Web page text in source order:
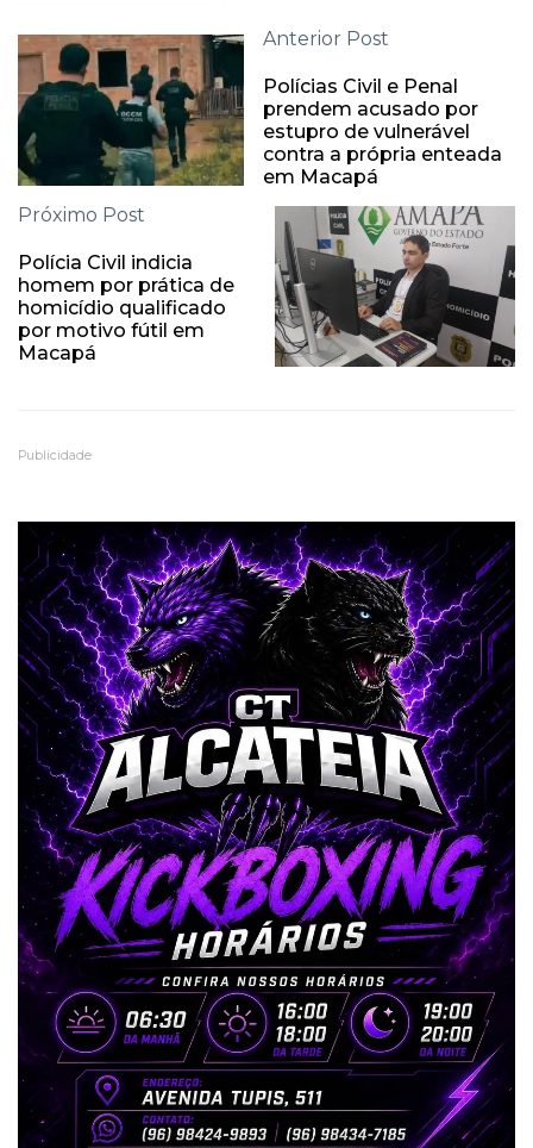
Anterior Post
Polícias Civil e Penal
prendem acusado por
estupro de vulnerável
contra a própria enteada
em Macapá
Próximo Post
Polícia Civil indicia
homem por prática de
homicídio qualificado
por motivo fútil em
Macapá
Publicidade